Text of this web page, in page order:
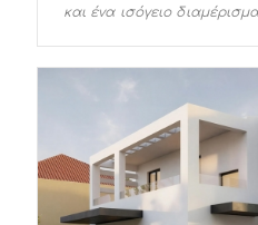
και ένα ισόγειο